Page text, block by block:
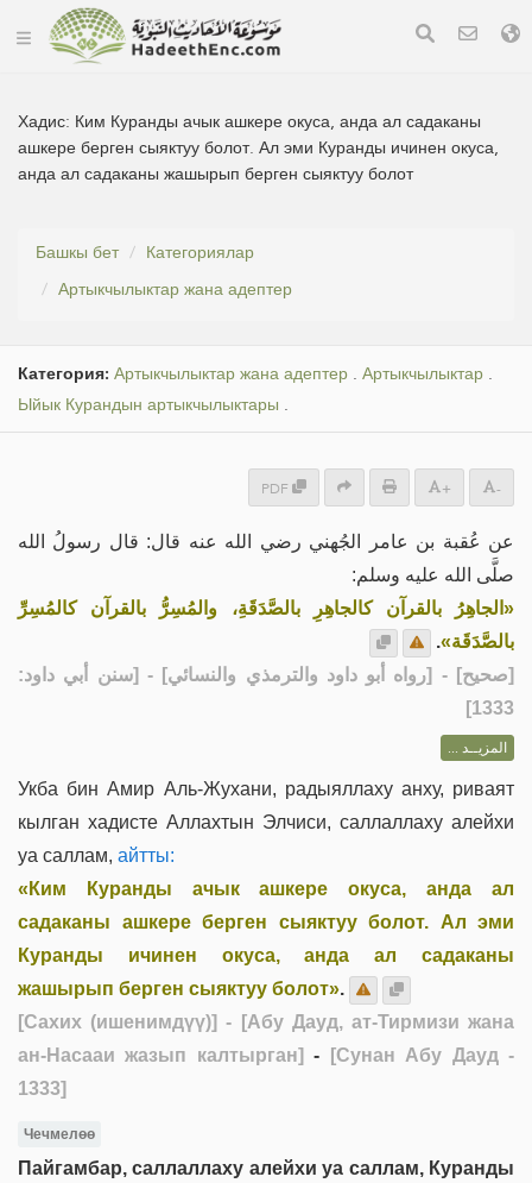
Хадис: Ким Куранды ачык ашкере окуса, анда ал садаканы
ашкере берген сыяктуу болот. Ал эми Куранды ичинен окуса,
анда ал садаканы жашырып берген сыяктуу болот
Башкы бет
Категориялар
Артыкчылыктар жана адептер
Категория: Артыкчылыктар жана адептер . Артыкчылыктар .
Ыйык Курандын артыкчылыктары .
PDF + -
عن عُقبة بن عامر الجُهني رضي الله عنه قال: قال رسولُ الله
صلَّى الله عليه وسلم:
«الجاهِرُ بالقرآن كالجاهِرِ بالصَّدَقَةِ، والمُسِرُّ بالقرآن كالمُسِرِّ
بالصَّدَقَة».
[صحيح] - [رواه أبو داود والترمذي والنسائي] - [سنن أبي داود:
1333]
المزيــد ...
Укба бин Амир Аль-Жухани, радыяллаху анху, риваят
кылган хадисте Аллахтын Элчиси, саллаллаху алейхи
уа саллам, айтты:
«Ким Куранды ачык ашкере окуса, анда ал
садаканы ашкере берген сыяктуу болот. Ал эми
Куранды ичинен окуса, анда ал садаканы
жашырып берген сыяктуу болот».
[Сахих (ишенимдүү)] - [Абу Дауд, ат-Тирмизи жана
ан-Насааи жазып калтырган] -
[Сунан Абу Дауд -
1333]
Чечмелөө
Пайгамбар, саллаллаху алейхи уа саллам, Куранды